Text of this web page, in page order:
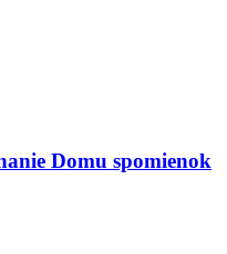
Domu spomienok